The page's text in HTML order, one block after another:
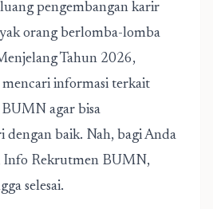
pengembangan karir
orang berlomba-lomba
Tahun 2026,
informasi terkait
agar bisa
dengan baik. Nah, bagi Anda
Info Rekrutmen BUMN,
selesai.